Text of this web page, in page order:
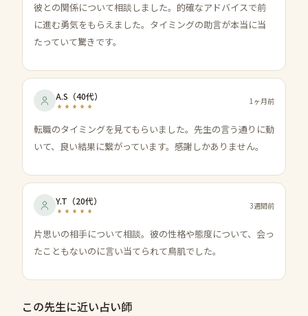
彼との関係について相談しました。的確なアドバイスで前
に進む勇気をもらえました。タイミングの助言が本当に当
たっていて驚きです。
A.S （40代） 1ヶ月前
転職のタイミングを見てもらいました。先生の言う通りに動
いて、良い結果に繋がっています。感謝しかありません。
Y.T （20代） 3週間前
片思いの相手について相談。彼の性格や態度について、会っ
たこともないのに言い当てられて鳥肌でした。
この先生に近い占い師